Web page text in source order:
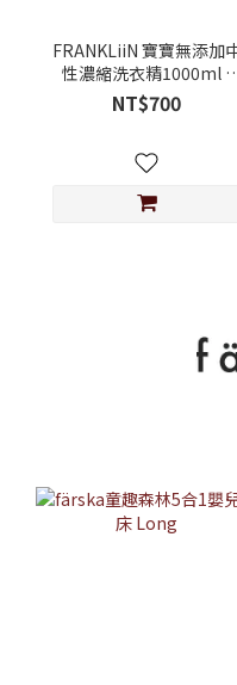
FRANKLiiN 寶寶無添加
性濃縮洗衣精1000ml -
Poled
NT$700